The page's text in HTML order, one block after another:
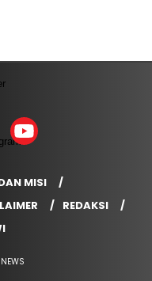
MISI
REDAKSI